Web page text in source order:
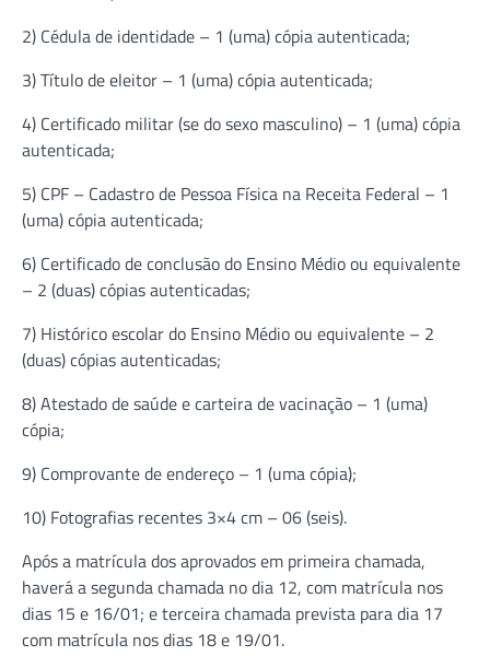
2) Cédula de identidade – 1 (uma) cópia autenticada;
3) Título de eleitor – 1 (uma) cópia autenticada;
4) Certificado militar (se do sexo masculino) – 1 (uma) cópia
autenticada;
5) CPF – Cadastro de Pessoa Física na Receita Federal – 1
(uma) cópia autenticada;
6) Certificado de conclusão do Ensino Médio ou equivalente
– 2 (duas) cópias autenticadas;
7) Histórico escolar do Ensino Médio ou equivalente – 2
(duas) cópias autenticadas;
8) Atestado de saúde e carteira de vacinação – 1 (uma)
cópia;
9) Comprovante de endereço – 1 (uma cópia);
10) Fotografias recentes 3×4 cm – 06 (seis).
Após a matrícula dos aprovados em primeira chamada,
haverá a segunda chamada no dia 12, com matrícula nos
dias 15 e 16/01; e terceira chamada prevista para dia 17
com matrícula nos dias 18 e 19/01.